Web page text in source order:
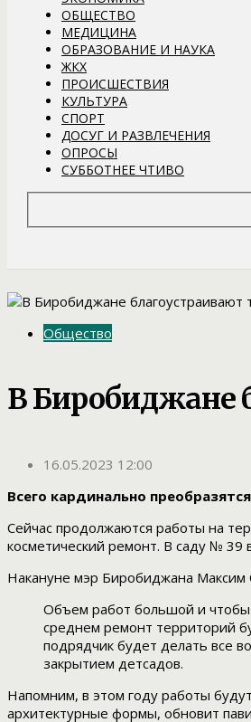
ОБЩЕСТВО
МЕДИЦИНА
ОБРАЗОВАНИЕ И НАУКА
ЖКХ
ПРОИСШЕСТВИЯ
КУЛЬТУРА
СПОРТ
ДОСУГ И РАЗВЛЕЧЕНИЯ
ОПРОСЫ
СУББОТНЕЕ ЧТИВО
Общество
В Биробиджане
16.05.2023 12:00
Всего кардинально
Сейчас продолжаются работы на
косметический ремонт. В саду № 39
Накануне мэр Биробиджана Максим
Объем работ большой и чтобы
среднем ремонт территорий
подрядчик будет делать все
закрытием детсадов.
Напомним, в этом году работы
архитектурные формы, обновит